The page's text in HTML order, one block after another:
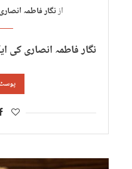
ازنگار فاطمہ انصاری
نگار فاطمہ انصاری کی